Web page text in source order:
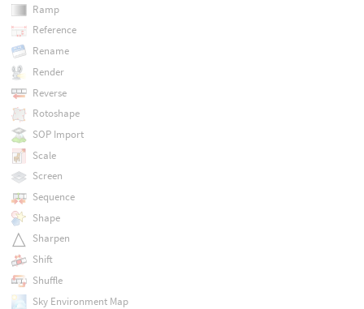
Ramp
Reference
Rename
Render
Reverse
Rotoshape
SOP Import
Scale
Screen
Sequence
Shape
Sharpen
Shift
Shuffle
Sky Environment Map